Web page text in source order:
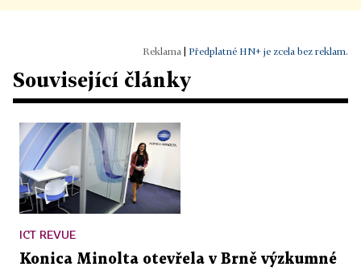
Předplatné HN+ je zcela bez reklam.
Související články
ICT REVUE
Konica Minolta otevřela v Brně výzkumné